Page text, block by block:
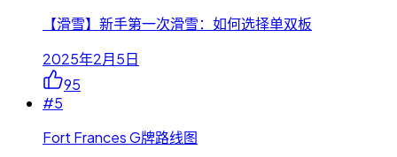
【滑雪】新手第一次滑雪：如何选择单双板
2025年2月5日
95
#5
Fort Frances G牌路线图